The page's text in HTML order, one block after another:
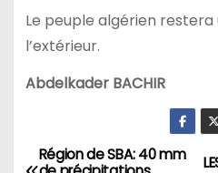
Le peuple algérien restera
l’extérieur.
Abdelkader BACHIR
NRégion de SBA: 40 mm